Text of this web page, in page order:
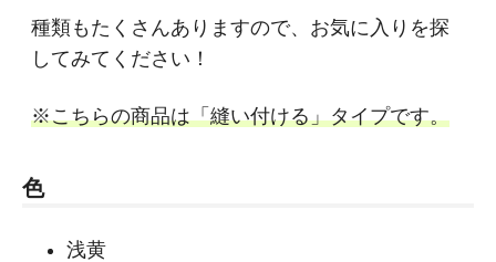
種類もたくさんありますので、お気に入りを探
してみてください！
※こちらの商品は「縫い付ける」タイプです。
色
浅黄